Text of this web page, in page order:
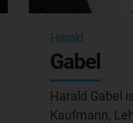
Harald
Gabel
Harald Gabel
Kaufmann,